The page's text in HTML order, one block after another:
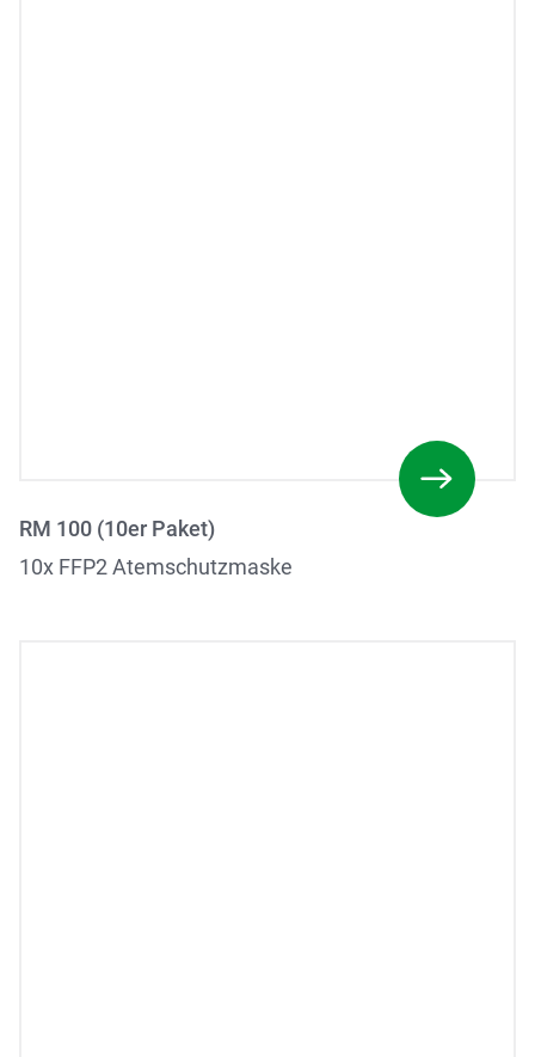
RM 100 (10er Paket)
10x FFP2 Atemschutzmaske